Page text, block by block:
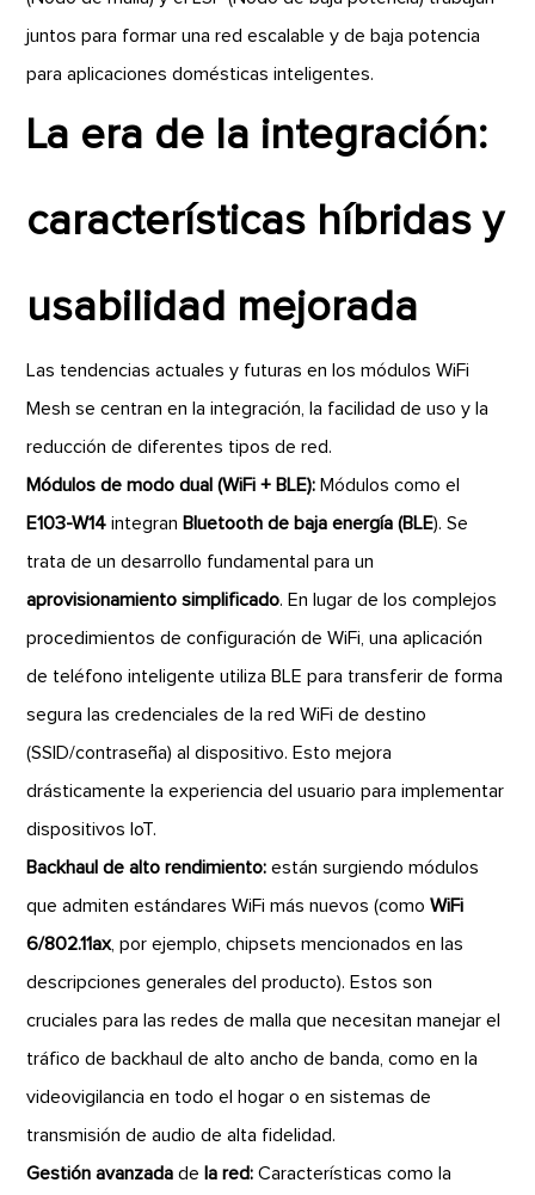
juntos para formar una red escalable y de baja potencia
para aplicaciones domésticas inteligentes.
La era de la integración:
características híbridas y
usabilidad mejorada
Las tendencias actuales y futuras en los módulos WiFi
Mesh se centran en la integración, la facilidad de uso y la
reducción de diferentes tipos de red.
Módulos de modo dual (WiFi + BLE): Módulos como el
E103-W14 integran Bluetooth de baja energía (BLE). Se
trata de un desarrollo fundamental para un
aprovisionamiento simplificado. En lugar de los complejos
procedimientos de configuración de WiFi, una aplicación
de teléfono inteligente utiliza BLE para transferir de forma
segura las credenciales de la red WiFi de destino
(SSID/contraseña) al dispositivo. Esto mejora
drásticamente la experiencia del usuario para implementar
dispositivos IoT.
Backhaul de alto rendimiento: están surgiendo módulos
que admiten estándares WiFi más nuevos (comoWiFi
6/802.11ax, por ejemplo, chipsets mencionados en las
descripciones generales del producto). Estos son
cruciales para las redes de malla que necesitan manejar el
tráfico de backhaul de alto ancho de banda, como en la
videovigilancia en todo el hogar o en sistemas de
transmisión de audio de alta fidelidad.
Gestión avanzada de la red: Características como la